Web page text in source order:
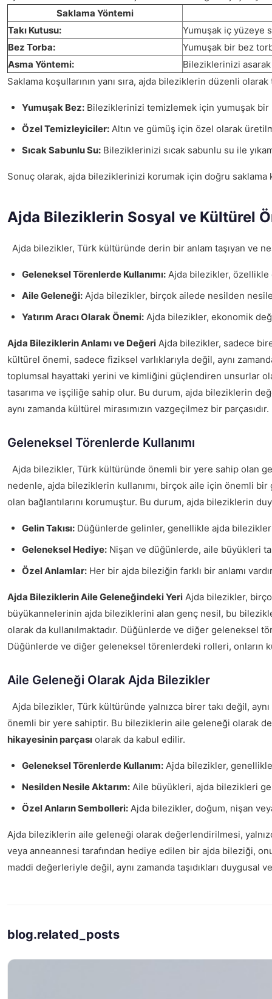
Saklama Yöntemi
Takı Kutusu:
Yumuşak iç yüzeye
Bez Torba:
Yumuşak bir bez
Asma Yöntemi:
Bileziklerinizi
Saklama koşullarının yanı sıra, ajda bileziklerin düzenli
Yumuşak Bez: Bileziklerinizi temizlemek için yumuşak bir
Özel Temizleyiciler: Altın ve gümüş için özel olarak
Sıcak Sabunlu Su: Bileziklerinizi sıcak sabunlu su ile
Sonuç olarak, ajda bileziklerinizi korumak için doğru
Ajda Bileziklerin Sosyal ve Kültürel
Ajda bilezikler, Türk kültüründe derin bir anlam taşıyan ve
Geleneksel Törenlerde Kullanımı: Ajda bilezikler,
Aile Geleneği: Ajda bilezikler, birçok ailede nesilden
Yatırım Aracı Olarak Önemi: Ajda bilezikler, ekonomik
Ajda Bileziklerin Anlamı ve Değeri Ajda bilezikler, sadece
kültürel önemi, sadece fiziksel varlıklarıyla değil, aynı
toplumsal hayattaki yerini ve kimliğini güçlendiren unsurlar
tasarıma ve işçiliğe sahip olur. Bu durum, ajda bileziklerin
aynı zamanda kültürel mirasımızın vazgeçilmez bir
Geleneksel Törenlerde Kullanımı
Ajda bilezikler, Türk kültüründe önemli bir yere sahip olan
nedenle, ajda bileziklerin kullanımı, birçok aile için önemli
olan bağlantılarını korumuştur. Bu durum, ajda bileziklerin
Gelin Takısı: Düğünlerde gelinler, genellikle ajda
Geleneksel Hediye: Nişan ve düğünlerde, aile büyükleri
Özel Anlamlar: Her bir ajda bileziğin farklı bir anlamı
Ajda Bileziklerin Aile Geleneğindeki Yeri Ajda bilezikler,
büyükannelerinin ajda bileziklerini alan genç nesil, bu
olarak da kullanılmaktadır. Düğünlerde ve diğer geleneksel
Düğünlerde ve diğer geleneksel törenlerdeki rolleri, onların
Aile Geleneği Olarak Ajda Bilezikler
Ajda bilezikler, Türk kültüründe yalnızca birer takı değil,
önemli bir yere sahiptir. Bu bileziklerin aile geleneği olarak
hikayesinin parçası olarak da kabul edilir.
Geleneksel Törenlerde Kullanım: Ajda bilezikler,
Nesilden Nesile Aktarım: Aile büyükleri, ajda bilezikleri
Özel Anların Sembolleri: Ajda bilezikler, doğum, nişan
Ajda bileziklerin aile geleneği olarak değerlendirilmesi,
veya anneannesi tarafından hediye edilen bir ajda bileziği,
maddi değerleriyle değil, aynı zamanda taşıdıkları
blog.related_posts